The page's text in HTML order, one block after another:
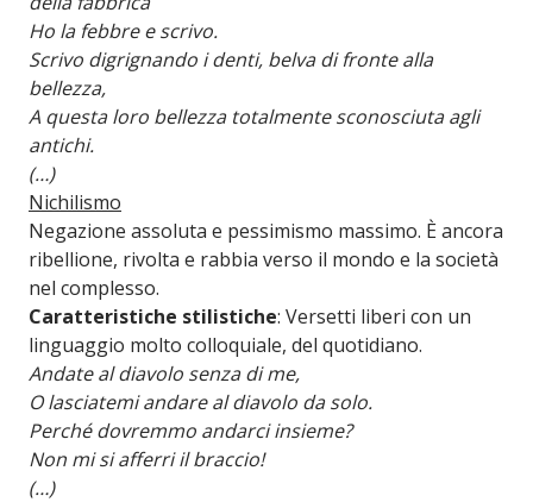
Ho la febbre e scrivo.
Scrivo digrignando i denti, belva di fronte alla
bellezza,
A questa loro bellezza totalmente sconosciuta agli
antichi.
(…)
Nichilismo
Negazione assoluta e pessimismo massimo. È ancora
ribellione, rivolta e rabbia verso il mondo e la società
nel complesso.
Caratteristiche stilistiche: Versetti liberi con un
linguaggio molto colloquiale, del quotidiano.
Andate al diavolo senza di me,
O lasciatemi andare al diavolo da solo.
Perché dovremmo andarci insieme?
Non mi si afferri il braccio!
(…)